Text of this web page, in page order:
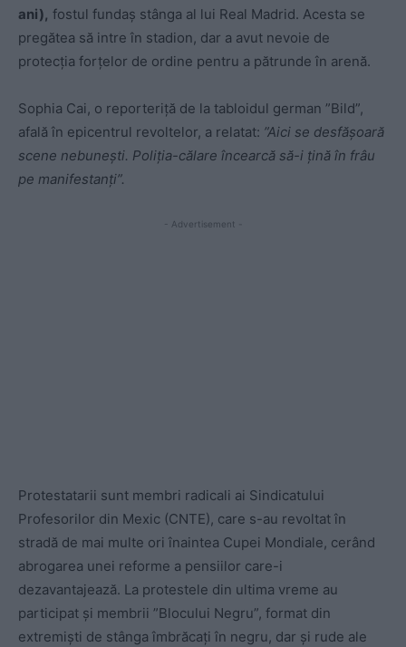
ani), fostul fundaș stânga al lui Real Madrid. Acesta se
pregătea să intre în stadion, dar a avut nevoie de
protecția forțelor de ordine pentru a pătrunde în arenă.
Sophia Cai, o reporteriță de la tabloidul german ”Bild”,
afală în epicentrul revoltelor, a relatat: ”Aici se desfășoară
scene nebunești. Poliția-călare încearcă să-i țină în frâu
pe manifestanți”.
- Advertisement -
Protestatarii sunt membri radicali ai Sindicatului
Profesorilor din Mexic (CNTE), care s-au revoltat în
stradă de mai multe ori înaintea Cupei Mondiale, cerând
abrogarea unei reforme a pensiilor care-i
dezavantajează. La protestele din ultima vreme au
participat și membrii ”Blocului Negru”, format din
extremiști de stânga îmbrăcați în negru, dar și rude ale